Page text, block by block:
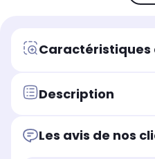
Réservoir eau sale
-
-
vapeur
Caractéristiques
Description
Les avis de nos